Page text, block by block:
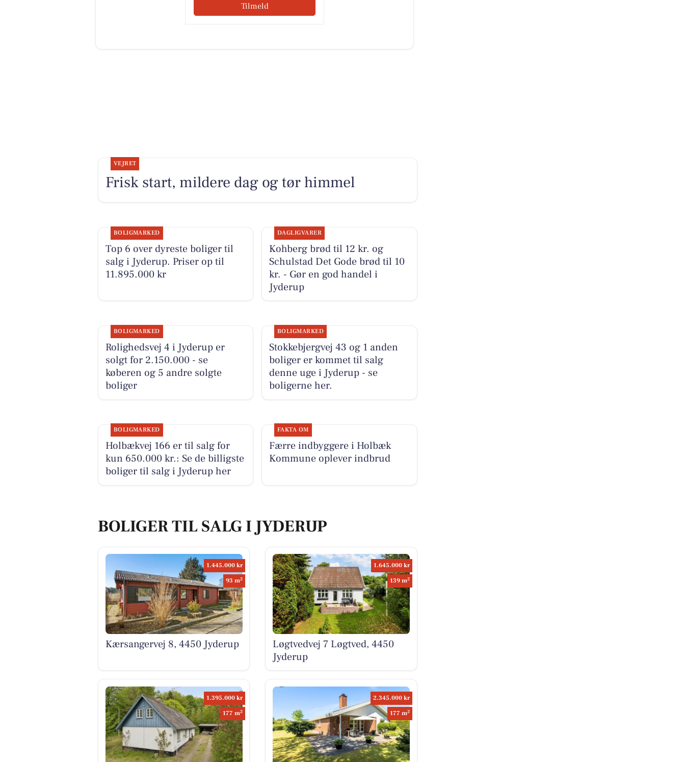
Tilmeld
VEJRET
Frisk start, mildere dag og tør himmel
BOLIGMARKED
Top 6 over dyreste boliger til
salg i Jyderup. Priser op til
11.895.000 kr
DAGLIGVARER
Kohberg brød til 12 kr. og
Schulstad Det Gode brød til 10
kr. - Gør en god handel i
Jyderup
BOLIGMARKED
Rolighedsvej 4 i Jyderup er
solgt for 2.150.000 - se
køberen og 5 andre solgte
boliger
BOLIGMARKED
Stokkebjergvej 43 og 1 anden
boliger er kommet til salg
denne uge i Jyderup - se
boligerne her.
BOLIGMARKED
Holbækvej 166 er til salg for
kun 650.000 kr.: Se de billigste
boliger til salg i Jyderup her
FAKTA OM
Færre indbyggere i Holbæk
Kommune oplever indbrud
BOLIGER TIL SALG I JYDERUP
1.445.000 kr
93 m2
Kærsangervej 8, 4450 Jyderup
1.645.000 kr
139 m2
Løgtvedvej 7 Løgtved, 4450
Jyderup
1.395.000 kr
177 m2
2.345.000 kr
177 m2